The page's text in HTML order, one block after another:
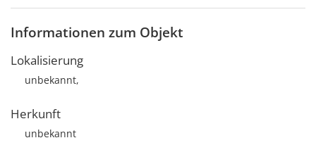
Informationen zum Objekt
Lokalisierung
unbekannt,
Herkunft
unbekannt